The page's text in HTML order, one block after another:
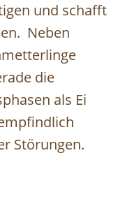
und schafft
Neben
die
als Ei
Störungen.